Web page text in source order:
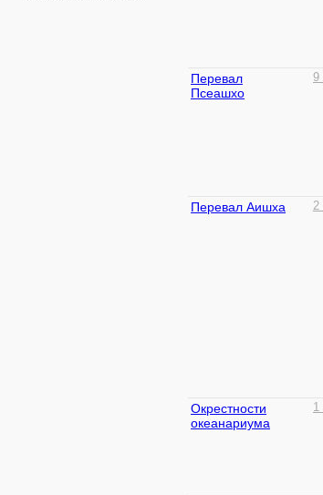
Перевал
Псеашхо
9
Перевал Аишха 2
Окрестности
океанариума
1